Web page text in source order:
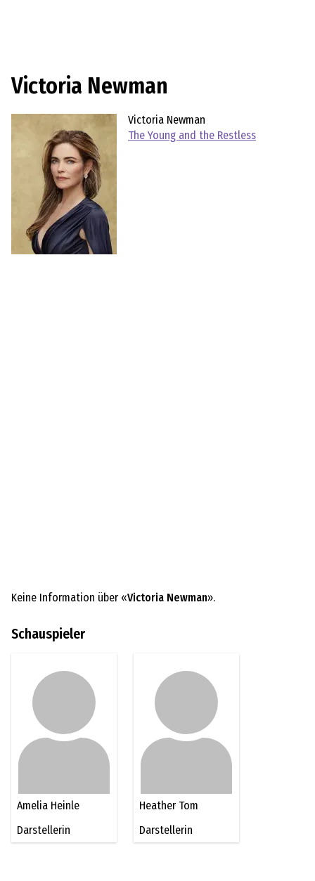
Victoria Newman
Victoria Newman
The Young and the Restless
Keine Information über «Victoria Newman».
Schauspieler
Amelia Heinle
Darstellerin
Heather Tom
Darstellerin